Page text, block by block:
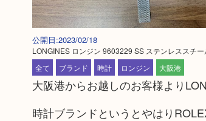
公開日:2023/02/18
LONGINES ロンジン 9603229 SS ステンレススチー
全て ブランド 時計 ロンジン 大阪港
大阪港からお越しのお客様より
時計ブランドというとやはり